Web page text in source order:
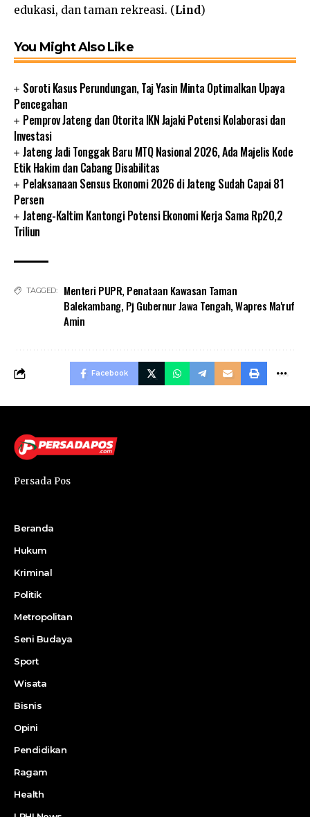
edukasi, dan taman rekreasi. (Lind)
You Might Also Like
Soroti Kasus Perundungan, Taj Yasin Minta Optimalkan Upaya
Pencegahan
Pemprov Jateng dan Otorita IKN Jajaki Potensi Kolaborasi dan
Investasi
Jateng Jadi Tonggak Baru MTQ Nasional 2026, Ada Majelis Kode
Etik Hakim dan Cabang Disabilitas
Pelaksanaan Sensus Ekonomi 2026 di Jateng Sudah Capai 81
Persen
Jateng-Kaltim Kantongi Potensi Ekonomi Kerja Sama Rp20,2
Triliun
TAGGED: Menteri PUPR, Penataan Kawasan Taman
Balekambang, Pj Gubernur Jawa Tengah,Wapres Ma'ruf
Amin
Facebook
Persada Pos
Beranda
Hukum
Kriminal
Politik
Metropolitan
Seni Budaya
Sport
Wisata
Bisnis
Opini
Pendidikan
Ragam
Health